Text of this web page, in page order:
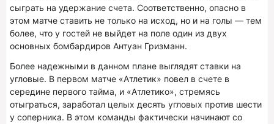
сыграть на удержание счета. Соответственно, опасно в
этом матче ставить не только на исход, но и на голы — тем
более, что у гостей не выйдет на поле один из двух
основных бомбардиров Антуан Гризманн.
Более надежными в данном плане выглядят ставки на
угловые. В первом матче «Атлетик» повел в счете в
середине первого тайма, и «Атлетико», стремясь
отыграться, заработал целых десять угловых против шести
у соперника. В этом команды фактически начинают со